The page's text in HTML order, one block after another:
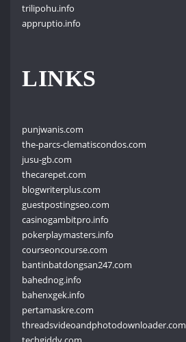
trilipohu.info
appruptio.info
LINKS
punjwanis.com
the-parcs-clematiscondos.com
jusu-gb.com
thecarepet.com
blogwriterplus.com
guestpostingseo.com
casinogambitpro.info
pokerplaymasters.info
courseoncourse.com
bantinbatdongsan247.com
bahednog.info
bahenxgek.info
pertamaskre.com
threadsvideoandphotodownloader.com